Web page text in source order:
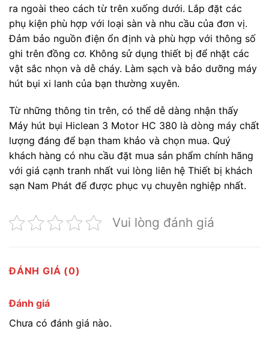
ra ngoài theo cách từ trên xuống dưới. Lắp đặt các
phụ kiện phù hợp với loại sàn và nhu cầu của đơn vị.
Đảm bảo nguồn điện ổn định và phù hợp với thông số
ghi trên đồng cơ. Không sử dụng thiết bị để nhặt các
vật sắc nhọn và dễ cháy. Làm sạch và bảo dưỡng máy
hút bụi xi lanh của bạn thường xuyên.
Từ những thông tin trên, có thể dễ dàng nhận thấy
Máy hút bụi Hiclean 3 Motor HC 380 là dòng máy chất
lượng đáng để bạn tham khảo và chọn mua. Quý
khách hàng có nhu cầu đặt mua sản phẩm chính hãng
với giá cạnh tranh nhất vui lòng liên hệ Thiết bị khách
sạn Nam Phát để được phục vụ chuyên nghiệp nhất.
Vui lòng đánh giá
ĐÁNH GIÁ (0)
Đánh giá
Chưa có đánh giá nào.